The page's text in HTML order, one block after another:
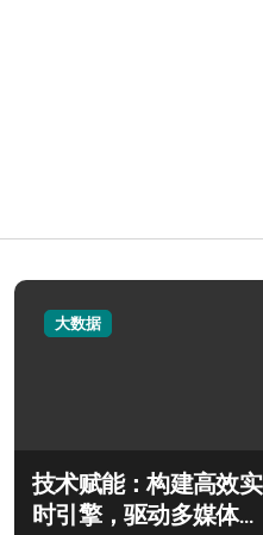
大数据
技术赋能：构建高效实
时引擎，驱动多媒体大